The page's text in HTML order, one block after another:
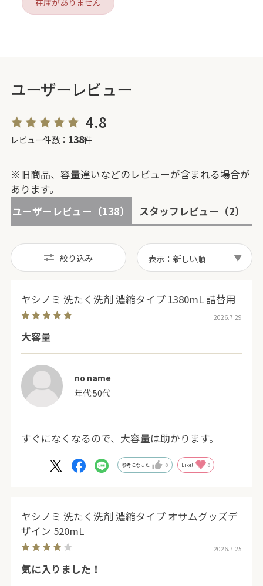
ユーザーレビュー
4.8
レビュー件数： 138件
※旧商品、容量違いなどのレビューが含まれる場合が
あります。
ユーザーレビュー （138） スタッフレビュー （2）
絞り込み 表示：新しい順
ヤシノミ 洗たく洗剤 濃縮タイプ 1380mL 詰替用
2026.7.29
大容量
no name
年代:50代
すぐになくなるので、大容量は助かります。
参考になった 0 Like! 0
ヤシノミ 洗たく洗剤 濃縮タイプ オサムグッズデ
ザイン 520mL
2026.7.25
気に入りました！